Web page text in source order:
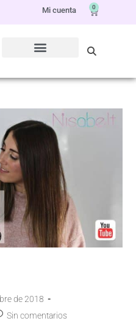
Mi cuenta 0
de 2018
Sin comentarios